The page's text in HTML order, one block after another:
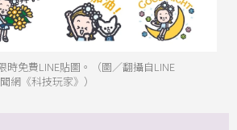
時免費LINE貼圖。（圖／翻攝自LINE
網《科技玩家》）